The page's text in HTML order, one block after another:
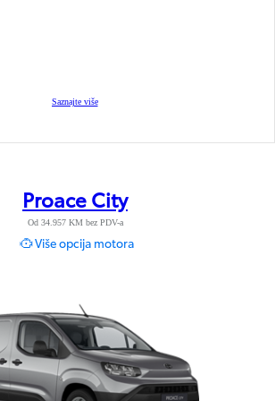
Saznajte više
Proace City
Od 34.957 KM bez PDV-a
Više opcija motora